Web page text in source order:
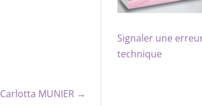
Carlotta MUNIER →
Signaler une
technique